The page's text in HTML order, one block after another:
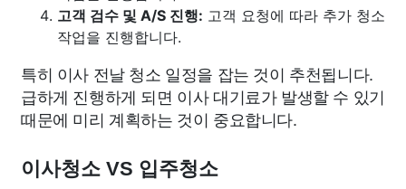
고객 검수 및 A/S 진행: 고객 요청에 따라 추가 청소
작업을 진행합니다.
특히 이사 전날 청소 일정을 잡는 것이 추천됩니다.
급하게 진행하게 되면 이사 대기료가 발생할 수 있기
때문에 미리 계획하는 것이 중요합니다.
이사청소 VS 입주청소